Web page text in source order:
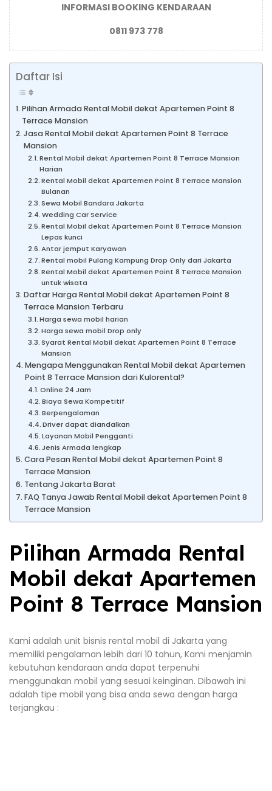
INFORMASI BOOKING KENDARAAN
0811 973 778
Daftar Isi
Pilihan Armada Rental Mobil dekat Apartemen Point 8
Terrace Mansion
Jasa Rental Mobil dekat Apartemen Point 8 Terrace
Mansion
Rental Mobil dekat Apartemen Point 8 Terrace Mansion
Harian
Rental Mobil dekat Apartemen Point 8 Terrace Mansion
Bulanan
Sewa Mobil Bandara Jakarta
Wedding Car Service
Rental Mobil dekat Apartemen Point 8 Terrace Mansion
Lepas kunci
Antar jemput Karyawan
Rental mobil Pulang Kampung Drop Only dari Jakarta
Rental Mobil dekat Apartemen Point 8 Terrace Mansion
untuk wisata
Daftar Harga Rental Mobil dekat Apartemen Point 8
Terrace Mansion Terbaru
Harga sewa mobil harian
Harga sewa mobil Drop only
Syarat Rental Mobil dekat Apartemen Point 8 Terrace
Mansion
Mengapa Menggunakan Rental Mobil dekat Apartemen
Point 8 Terrace Mansion dari Kulorental?
Online 24 Jam
Biaya Sewa Kompetitif
Berpengalaman
Driver dapat diandalkan
Layanan Mobil Pengganti
Jenis Armada lengkap
Cara Pesan Rental Mobil dekat Apartemen Point 8
Terrace Mansion
Tentang Jakarta Barat
FAQ Tanya Jawab Rental Mobil dekat Apartemen Point 8
Terrace Mansion
Pilihan Armada Rental
Mobil dekat Apartemen
Point 8 Terrace Mansion
Kami adalah unit bisnis rental mobil di Jakarta yang
memiliki pengalaman lebih dari 10 tahun, Kami menjamin
kebutuhan kendaraan anda dapat terpenuhi
menggunakan mobil yang sesuai keinginan. Dibawah ini
adalah tipe mobil yang bisa anda sewa dengan harga
terjangkau :